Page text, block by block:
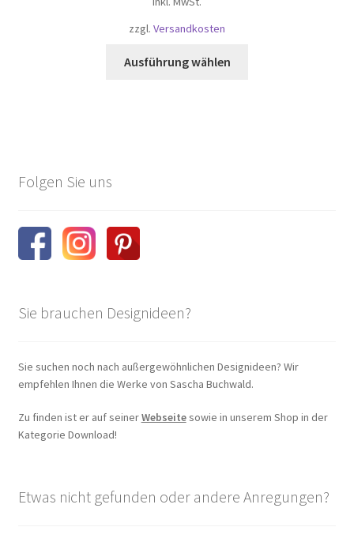
zzgl. Versandkosten
Ausführung wählen
Folgen Sie uns
Sie brauchen Designideen?
Sie suchen noch nach außergewöhnlichen Designideen? Wir
empfehlen Ihnen die Werke von Sascha Buchwald.
Zu finden ist er auf seinerWebseitesowie in unserem Shop in der
Kategorie Download!
Etwas nicht gefunden oder andere Anregungen?